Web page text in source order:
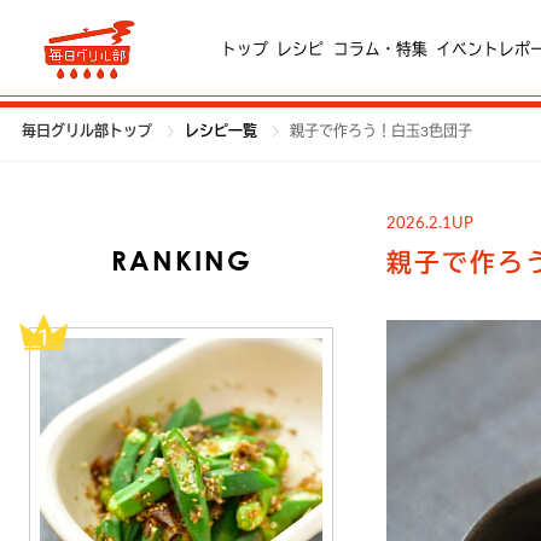
トップ レシピ コラム・特集 イベントレポ
毎日グリル部トップ レシピ一覧 親子で作ろう！白玉3色団子
RANKING
2026.2.1UP
親子で作ろ